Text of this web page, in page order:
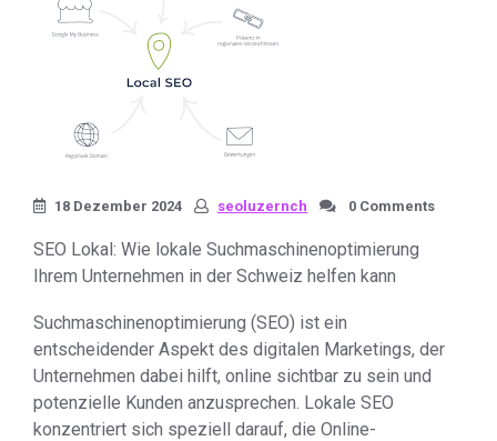
18 Dezember 2024 seoluzernch 0 Comments
SEO Lokal: Wie lokale Suchmaschinenoptimierung
Ihrem Unternehmen in der Schweiz helfen kann
Suchmaschinenoptimierung (SEO) ist ein
entscheidender Aspekt des digitalen Marketings, der
Unternehmen dabei hilft, online sichtbar zu sein und
potenzielle Kunden anzusprechen. Lokale SEO
konzentriert sich speziell darauf, die Online-